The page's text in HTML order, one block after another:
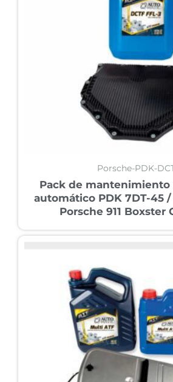
Porsche-PDK-
Pack de mantenimiento
automático PDK 7DT-45
Porsche 911 Boxster